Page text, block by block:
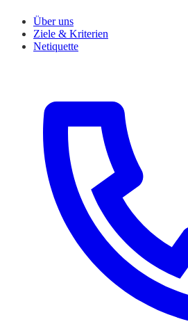
Über uns
Ziele & Kriterien
Netiquette